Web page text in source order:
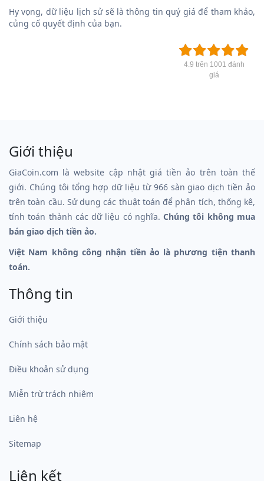
Hy vọng, dữ liệu lịch sử sẽ là thông tin quý giá để tham khảo,
củng cố quyết định của bạn.
4.9 trên 1001 đánh
giá
Giới thiệu
GiaCoin.com là website cập nhật giá tiền ảo trên toàn thế
giới. Chúng tôi tổng hợp dữ liệu từ 966 sàn giao dịch tiền ảo
trên toàn cầu. Sử dụng các thuật toán để phân tích, thống kê,
tính toán thành các dữ liệu có nghĩa.Chúng tôi không mua
bán giao dịch tiền ảo.
Việt Nam không công nhận tiền ảo là phương tiện thanh
toán.
Thông tin
Giới thiệu
Chính sách bảo mật
Điều khoản sử dụng
Miễn trừ trách nhiệm
Liên hệ
Sitemap
Liên kết